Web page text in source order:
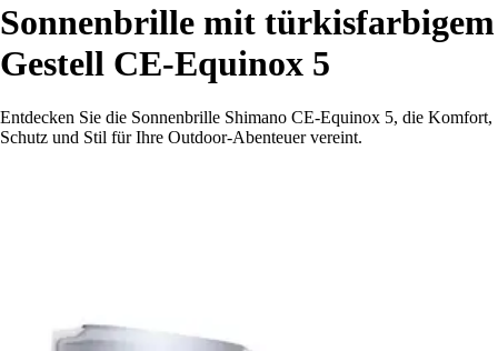
Sonnenbrille mit türkisfarbigem
Gestell CE-Equinox 5
Entdecken Sie die Sonnenbrille Shimano CE-Equinox 5, die Komfort,
Schutz und Stil für Ihre Outdoor-Abenteuer vereint.